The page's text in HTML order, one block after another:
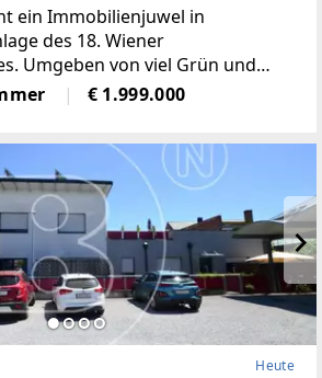
ein Immobilienjuwel in
des 18. Wiener
Umgeben von viel Grün und
kompletter städtischer
guter öffentlicher
€ 1.999.000
Heute